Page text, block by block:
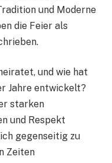
und Moderne
die Feier als
und wie hat
Jahre entwickelt?
starken
und Respekt
gegenseitig zu
Zeiten